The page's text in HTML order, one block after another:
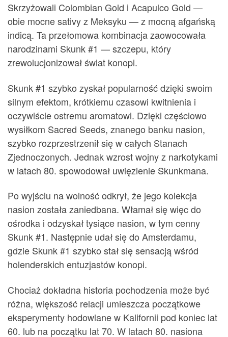
Skrzyżowali Colombian Gold i Acapulco Gold —
obie mocne sativy z Meksyku — z mocną afgańską
indicą. Ta przełomowa kombinacja zaowocowała
narodzinami Skunk #1 — szczepu, który
zrewolucjonizował świat konopi.
Skunk #1 szybko zyskał popularność dzięki swoim
silnym efektom, krótkiemu czasowi kwitnienia i
oczywiście ostremu aromatowi. Dzięki częściowo
wysiłkom Sacred Seeds, znanego banku nasion,
szybko rozprzestrzenił się w całych Stanach
Zjednoczonych. Jednak wzrost wojny z narkotykami
w latach 80. spowodował uwięzienie Skunkmana.
Po wyjściu na wolność odkrył, że jego kolekcja
nasion została zaniedbana. Włamał się więc do
ośrodka i odzyskał tysiące nasion, w tym cenny
Skunk #1. Następnie udał się do Amsterdamu,
gdzie Skunk #1 szybko stał się sensacją wśród
holenderskich entuzjastów konopi.
Chociaż dokładna historia pochodzenia może być
różna, większość relacji umieszcza początkowe
eksperymenty hodowlane w Kalifornii pod koniec lat
60. lub na początku lat 70. W latach 80. nasiona